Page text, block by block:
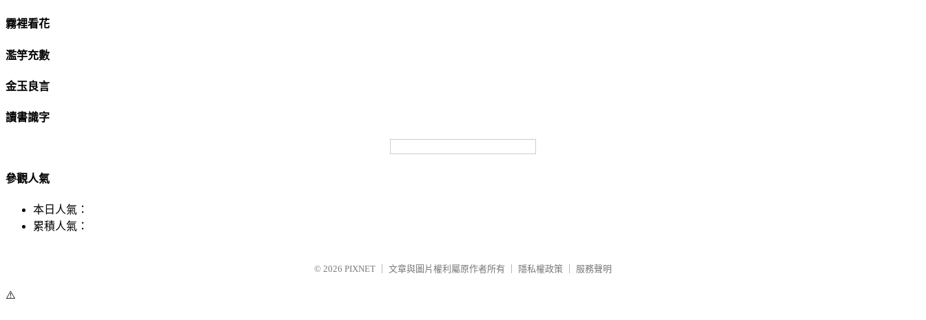
霧裡看花
濫竽充數
金玉良言
讀書識字
參觀人氣
本日人氣：
累積人氣：
© 2026 PIXNET 文章與圖片權利屬原作者所有 隱私權政策 服務聲明
⚠️